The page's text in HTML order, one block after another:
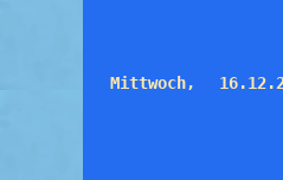
Mittwoch,